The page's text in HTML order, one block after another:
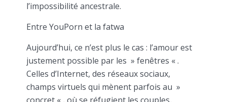
l’impossibilité ancestrale.
Entre YouPorn et la fatwa
Aujourd’hui, ce n’est plus le cas : l’amour est
justement possible par les » fenêtres « .
Celles d’Internet, des réseaux sociaux,
champs virtuels qui mènent parfois au »